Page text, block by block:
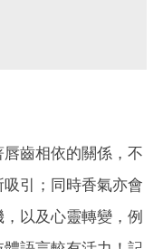
齒相依的關係，不
引；同時香氣亦會
以及心靈轉變，例